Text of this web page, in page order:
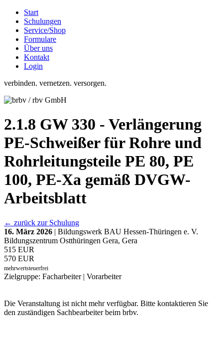
Start
Schulungen
Service/Shop
Formulare
Über uns
Kontakt
Login
verbinden. vernetzen. versorgen.
2.1.8 GW 330 - Verlängerung
PE-Schweißer für Rohre und
Rohrleitungsteile PE 80, PE
100, PE-Xa gemäß DVGW-
Arbeitsblatt
← zurück zur Schulung
16. März 2026 | Bildungswerk BAU Hessen-Thüringen e. V.
Bildungszentrum Ostthüringen Gera, Gera
515 EUR
570 EUR
mehrwertsteuerfrei
Zielgruppe: Facharbeiter | Vorarbeiter
Die Veranstaltung ist nicht mehr verfügbar. Bitte kontaktieren Sie
den zuständigen Sachbearbeiter beim brbv.